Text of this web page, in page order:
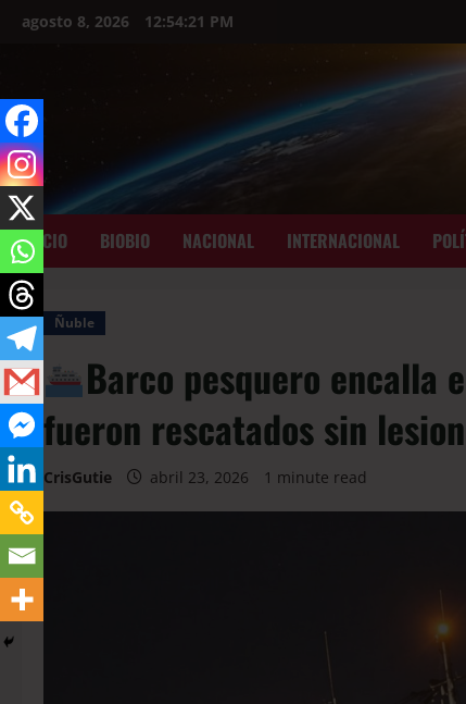
agosto 8, 2026 12:54:23 PM
INICIO BIOBIO NACIONAL INTERNACIONAL
Ñuble
Barco pesquero encalla
fueron rescatados sin
CrisGutie abril 23, 2026 1 minute read